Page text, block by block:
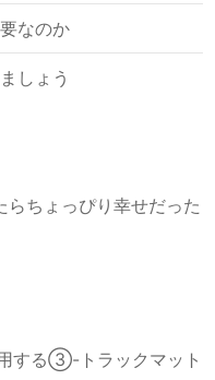
なのか
しょう
ちょっぴり幸せだった
する③-トラックマット